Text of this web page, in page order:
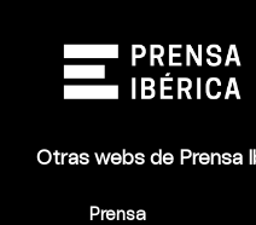
Otras webs de Prensa
Prensa